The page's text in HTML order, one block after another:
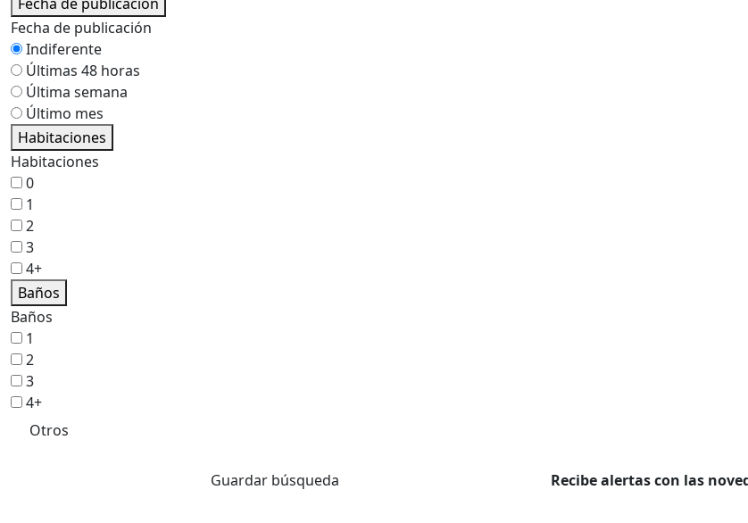
Fecha de publicación
Indiferente
Últimas 48 horas
Última semana
Último mes
Habitaciones
Habitaciones
0
1
2
3
4+
Baños
Baños
1
2
3
4+
Otros
Guardar búsqueda Recibe alertas con las